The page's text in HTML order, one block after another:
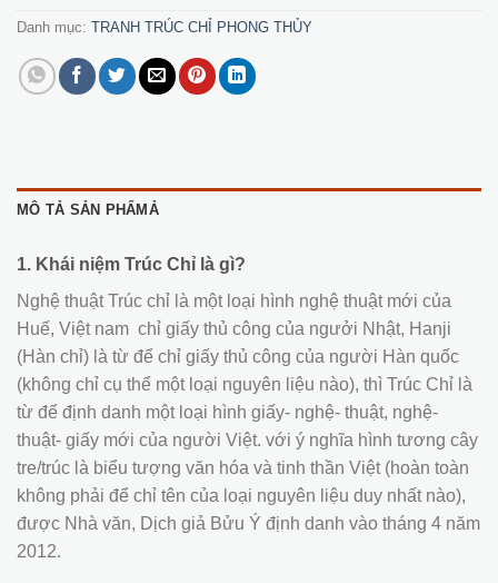
Danh mục: TRANH TRÚC CHỈ PHONG THỦY
MÔ TẢ SẢN PHẨMẢ
1. Khái niệm Trúc Chỉ là gì?
Nghệ thuật Trúc chỉ là một loại hình nghệ thuật mới của
Huế, Việt nam chỉ giấy thủ công của ngưởi Nhật, Hanji
(Hàn chỉ) là từ để chỉ giấy thủ công của người Hàn quốc
(không chỉ cụ thể một loại nguyên liệu nào), thì Trúc Chỉ là
từ để định danh một loại hình giấy- nghệ- thuật, nghệ-
thuật- giấy mới của người Việt. với ý nghĩa hình tương cây
tre/trúc là biểu tượng văn hóa và tinh thần Việt (hoàn toàn
không phải để chỉ tên của loại nguyên liệu duy nhất nào),
được Nhà văn, Dịch giả Bửu Ý định danh vào tháng 4 năm
2012.